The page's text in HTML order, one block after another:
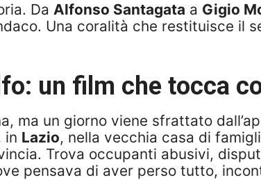
Da Alfonso Santagata a Gigio
Una coralità che restituisce il
: un film che tocca
ma un giorno viene sfrattato
in Lazio, nella vecchia casa di
Trova occupanti abusivi,
pensava di aver perso tutto,